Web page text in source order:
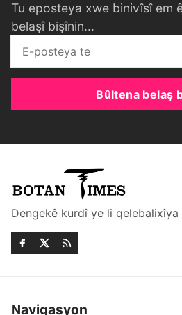
Tu eposteya xwe binivîsî em
belaşî bişînin...
Bûltena belaş
Dengekê kurdî ye li qelebalixîya
Navigasyon